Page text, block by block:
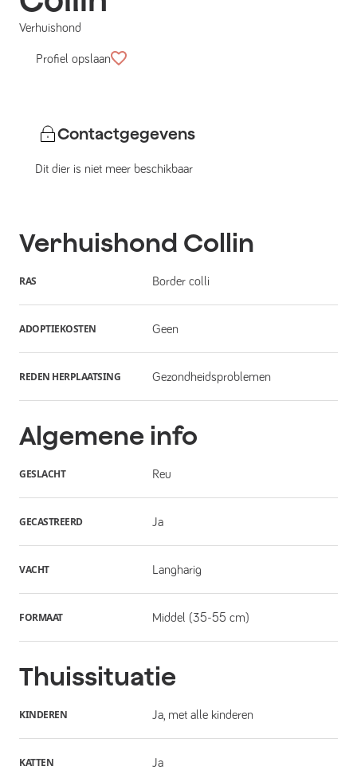
Verhuishond
Profiel opslaan
Contactgegevens
Dit dier is niet meer beschikbaar
Verhuishond Collin
RAS Border colli
ADOPTIEKOSTEN Geen
REDEN HERPLAATSING Gezondheidsproblemen
Algemene info
GESLACHT Reu
GECASTREERD Ja
VACHT Langharig
FORMAAT Middel (35-55 cm)
Thuissituatie
KINDEREN Ja, met alle kinderen
KATTEN Ja